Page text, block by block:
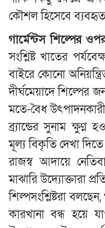
কৌশল হিসেবে
গার্মেন্টস শিল্পের
সংশ্লিষ্ট খাতের
বাইরে কোনো
দীর্ঘমেয়াদে শিল্পের
মতে-বৈধ
ব্র্যান্ডের সুনাম
মূল্য বিকৃতি দেখা
রাজস্ব আদায়ে
মাঝারি উদ্যোক্তারা
শিল্পসংশ্লিষ্টরা
কারখানা বন্ধ হয়ে